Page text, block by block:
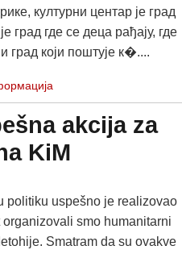
културни центар је град
град где се деца рађају, где
град који поштује к�....
akcija za
KiM
politiku uspešno je realizovao
smo humanitarni
Smatram da su ovakve